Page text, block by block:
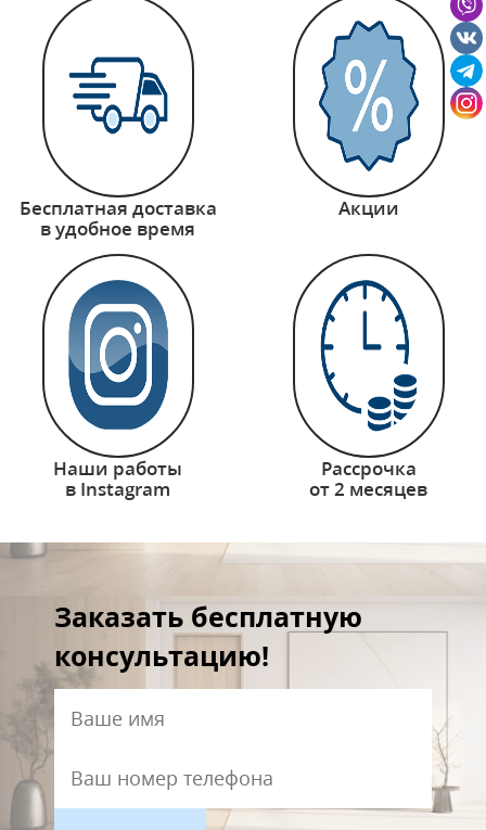
Бесплатная доставка
в удобное время
Акции
Наши работы
в Instagram
Рассрочка
от 2 месяцев
Заказать бесплатную
консультацию!